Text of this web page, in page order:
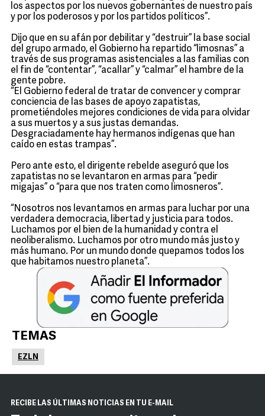
los aspectos por los nuevos gobernantes de nuestro país
y por los poderosos y por los partidos políticos”.
Dijo que en su afán por debilitar y “destruir” la base social
del grupo armado, el Gobierno ha repartido “limosnas” a
través de sus programas asistenciales a las familias con
el fin de “contentar”, “acallar” y “calmar” el hambre de la
gente pobre.
“El Gobierno federal de tratar de convencer y comprar
conciencia de las bases de apoyo zapatistas,
prometiéndoles mejores condiciones de vida para olvidar
a sus muertos y a sus justas demandas.
Desgraciadamente hay hermanos indígenas que han
caído en estas trampas”.
Pero ante esto, el dirigente rebelde aseguró que los
zapatistas no se levantaron en armas para “pedir
migajas” o “para que nos traten como limosneros”.
“Nosotros nos levantamos en armas para luchar por una
verdadera democracia, libertad y justicia para todos.
Luchamos por el bien de la humanidad y contra el
neoliberalismo. Luchamos por otro mundo más justo y
más humano. Por un mundo donde quepamos todos los
que habitamos nuestro planeta”.
TEMAS
EZLN
RECIBE LAS ÚLTIMAS NOTICIAS EN TU E-MAIL